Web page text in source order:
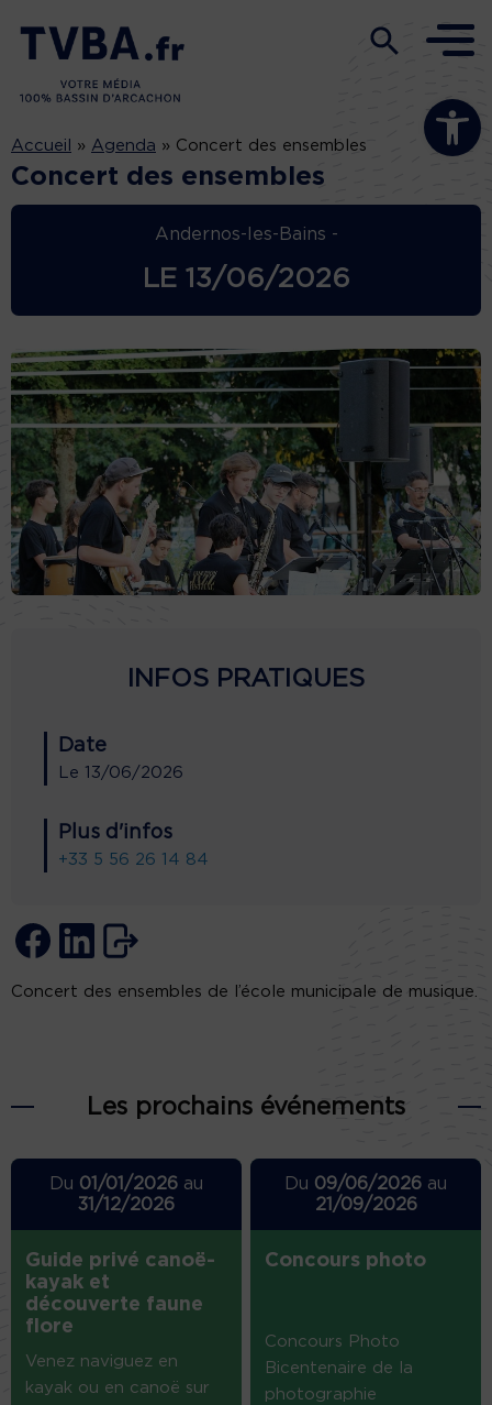
Ouvrir la
Accueil » Agenda » Concert des ensembles
Concert des ensembles
Andernos-les-Bains -
LE 13/06/2026
INFOS PRATIQUES
Date
Le 13/06/2026
Plus d'infos
+33 5 56 26 14 84
Concert des ensembles de l’école municipale de musique.
Les prochains événements
Du 01/01/2026au
31/12/2026
Guide privé canoë-
kayak et
découverte faune
flore
Venez naviguez en
kayak ou en canoë sur
Du 09/06/2026 au
21/09/2026
Concours photo
Concours Photo
Bicentenaire de la
photographie